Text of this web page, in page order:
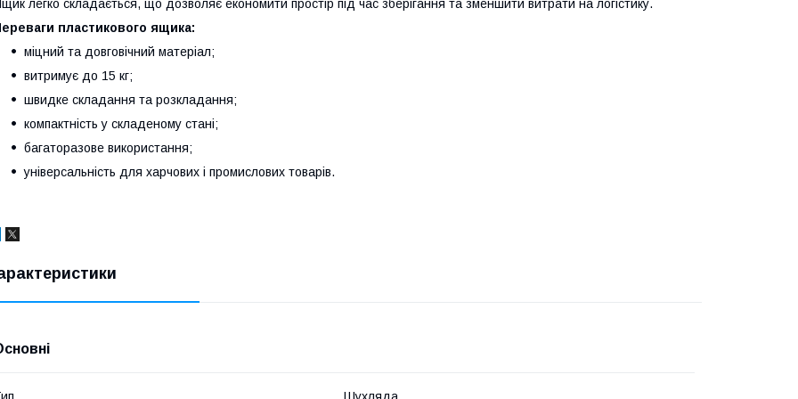
легко складається, що дозволяє економити простір під час зберігання та зменшити витрати на логістику.
пластикового ящика:
міцний та довговічний матеріал;
витримує до 15 кг;
швидке складання та розкладання;
компактність у складеному стані;
багаторазове використання;
універсальність для харчових і промислових товарів.
Шухляда